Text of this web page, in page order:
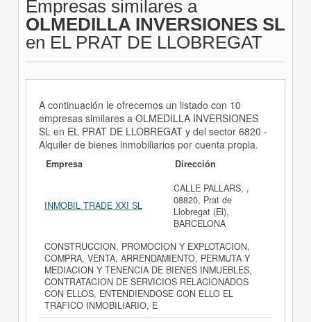
Empresas similares a
OLMEDILLA INVERSIONES SL
en EL PRAT DE LLOBREGAT
A continuación le ofrecemos un listado con 10
empresas similares a OLMEDILLA INVERSIONES
SL en EL PRAT DE LLOBREGAT y del sector 6820 -
Alquiler de bienes inmobiliarios por cuenta propia.
Empresa Dirección
INMOBIL TRADE XXI SL
CALLE PALLARS, ,
08820, Prat de
Llobregat (El),
BARCELONA
CONSTRUCCION, PROMOCION Y EXPLOTACION,
COMPRA, VENTA, ARRENDAMIENTO, PERMUTA Y
MEDIACION Y TENENCIA DE BIENES INMUEBLES,
CONTRATACION DE SERVICIOS RELACIONADOS
CON ELLOS, ENTENDIENDOSE CON ELLO EL
TRAFICO INMOBILIARIO, E